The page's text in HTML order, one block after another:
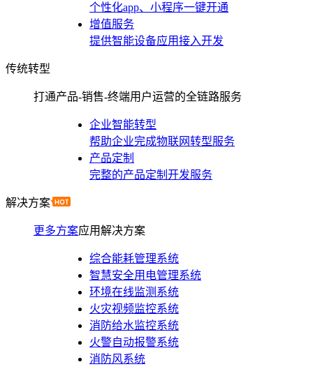
个性化app、小程序一键开通
增值服务
提供智能设备应用接入开发
传统转型
打通产品-销售-终端用户运营的全链路服务
企业智能转型
帮助企业完成物联网转型服务
产品定制
完整的产品定制开发服务
解决方案
更多方案应用解决方案
综合能耗管理系统
智慧安全用电管理系统
环境在线监测系统
火灾视频监控系统
消防给水监控系统
火警自动报警系统
消防风系统